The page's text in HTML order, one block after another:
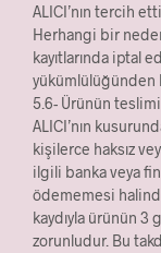
ALICI’nın tercih
Herhangi bir
kayıtlarında iptal
yükümlülüğünden
5.6- Ürünün
ALICI’nın
kişilerce haksız
ilgili banka veya
ödememesi
kaydıyla ürünün 3
zorunludur. Bu